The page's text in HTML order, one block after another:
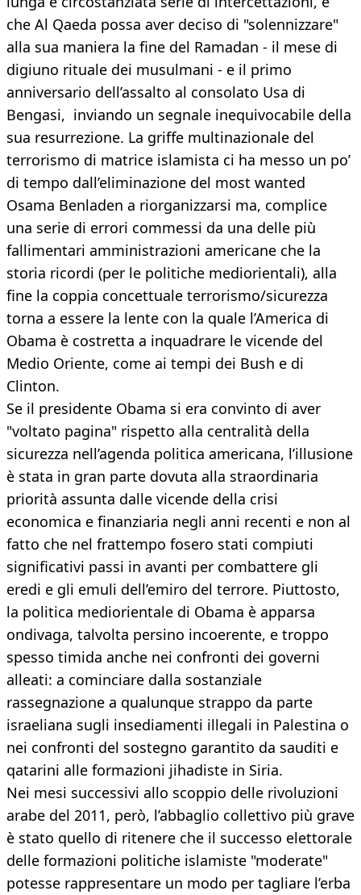
che Al Qaeda possa aver deciso di "solennizzare"
alla sua maniera la fine del Ramadan - il mese di
digiuno rituale dei musulmani - e il primo
anniversario dell’assalto al consolato Usa di
Bengasi, inviando un segnale inequivocabile della
sua resurrezione. La griffe multinazionale del
terrorismo di matrice islamista ci ha messo un po’
di tempo dall’eliminazione del most wanted
Osama Benladen a riorganizzarsi ma, complice
una serie di errori commessi da una delle più
fallimentari amministrazioni americane che la
storia ricordi (per le politiche mediorientali), alla
fine la coppia concettuale terrorismo/sicurezza
torna a essere la lente con la quale l’America di
Obama è costretta a inquadrare le vicende del
Medio Oriente, come ai tempi dei Bush e di
Clinton.
Se il presidente Obama si era convinto di aver
"voltato pagina" rispetto alla centralità della
sicurezza nell’agenda politica americana, l’illusione
è stata in gran parte dovuta alla straordinaria
priorità assunta dalle vicende della crisi
economica e finanziaria negli anni recenti e non al
fatto che nel frattempo fosero stati compiuti
significativi passi in avanti per combattere gli
eredi e gli emuli dell’emiro del terrore. Piuttosto,
la politica mediorientale di Obama è apparsa
ondivaga, talvolta persino incoerente, e troppo
spesso timida anche nei confronti dei governi
alleati: a cominciare dalla sostanziale
rassegnazione a qualunque strappo da parte
israeliana sugli insediamenti illegali in Palestina o
nei confronti del sostegno garantito da sauditi e
qatarini alle formazioni jihadiste in Siria.
Nei mesi successivi allo scoppio delle rivoluzioni
arabe del 2011, però, l’abbaglio collettivo più grave
è stato quello di ritenere che il successo elettorale
delle formazioni politiche islamiste "moderate"
potesse rappresentare un modo per tagliare l’erba